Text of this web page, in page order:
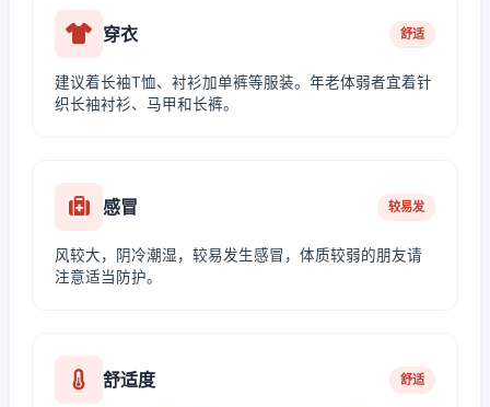
穿衣 舒适
建议着长袖T恤、衬衫加单裤等服装。年老体弱者宜着针
织长袖衬衫、马甲和长裤。
感冒 较易发
风较大，阴冷潮湿，较易发生感冒，体质较弱的朋友请
注意适当防护。
舒适度 舒适